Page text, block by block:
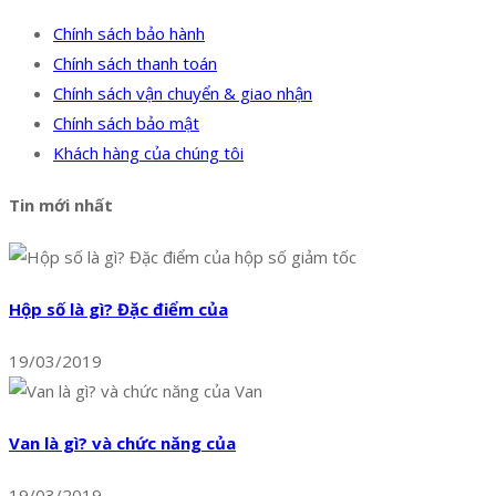
Chính sách bảo hành
Chính sách thanh toán
Chính sách vận chuyển & giao nhận
Chính sách bảo mật
Khách hàng của chúng tôi
Tin mới nhất
Hộp số là gì? Đặc điểm của
19/03/2019
Van là gì? và chức năng của